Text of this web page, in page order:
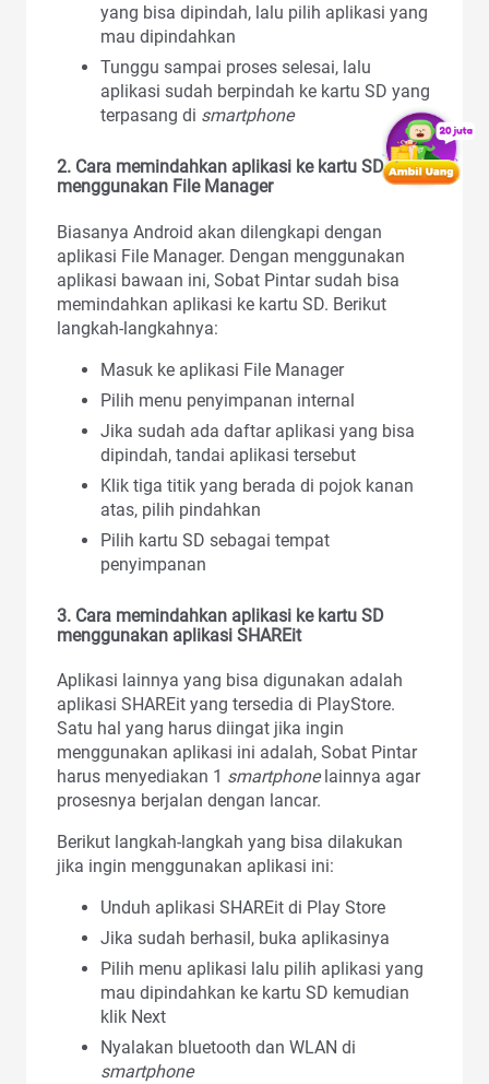
yang bisa dipindah, lalu pilih aplikasi yang
mau dipindahkan
Tunggu sampai proses selesai, lalu
aplikasi sudah berpindah ke kartu SD yang
terpasang di smartphone
2. Cara memindahkan aplikasi ke kartu SD
menggunakan File Manager
Biasanya Android akan dilengkapi dengan
aplikasi File Manager. Dengan menggunakan
aplikasi bawaan ini, Sobat Pintar sudah bisa
memindahkan aplikasi ke kartu SD. Berikut
langkah-langkahnya:
Masuk ke aplikasi File Manager
Pilih menu penyimpanan internal
Jika sudah ada daftar aplikasi yang bisa
dipindah, tandai aplikasi tersebut
Klik tiga titik yang berada di pojok kanan
atas, pilih pindahkan
Pilih kartu SD sebagai tempat
penyimpanan
3. Cara memindahkan aplikasi ke kartu SD
menggunakan aplikasi SHAREit
Aplikasi lainnya yang bisa digunakan adalah
aplikasi SHAREit yang tersedia di PlayStore.
Satu hal yang harus diingat jika ingin
menggunakan aplikasi ini adalah, Sobat Pintar
harus menyediakan 1 smartphone lainnya agar
prosesnya berjalan dengan lancar.
Berikut langkah-langkah yang bisa dilakukan
jika ingin menggunakan aplikasi ini:
Unduh aplikasi SHAREit di Play Store
Jika sudah berhasil, buka aplikasinya
Pilih menu aplikasi lalu pilih aplikasi yang
mau dipindahkan ke kartu SD kemudian
klik Next
Nyalakan bluetooth dan WLAN di
smartphone